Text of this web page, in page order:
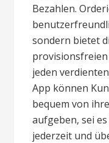
Bezahlen.
sondern bietet
provisionsfreien
jeden
App können
bequem von
aufgeben, sei
jederzeit und